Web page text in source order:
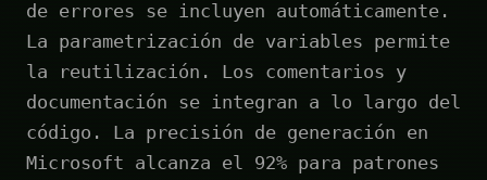
de errores se incluyen automáticamente.
La parametrización de variables permite
la reutilización. Los comentarios y
documentación se integran a lo largo del
código. La precisión de generación en
Microsoft alcanza el 92% para patrones